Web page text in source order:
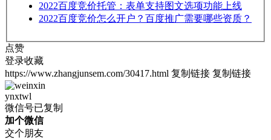
2022百度竞价托管：表单支持图文选项功能上线
2022百度竞价怎么开户？百度推广需要哪些资质？
点赞
登录收藏
https://www.zhangjunsem.com/30417.html 复制链接 复制链接
ynxtwl
微信号已复制
加个微信
交个朋友